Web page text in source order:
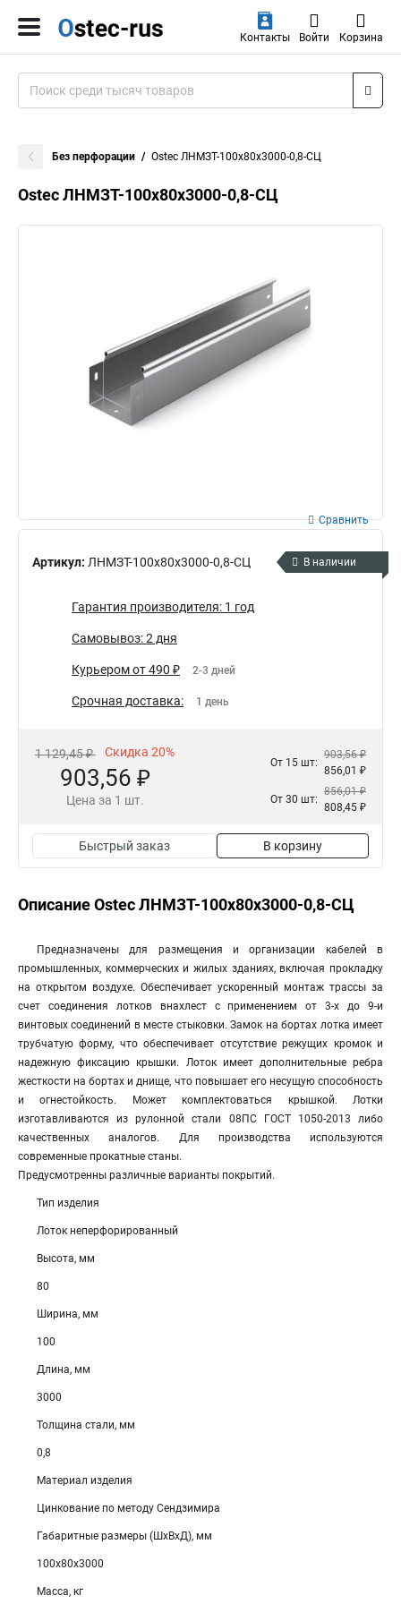
Контакты Войти Корзина
Без перфорации Ostec ЛНМЗТ-100х80х3000-0,8-СЦ
Ostec ЛНМЗТ-100х80х3000-0,8-СЦ
Артикул: ЛНМЗТ-100х80х3000-0,8-СЦ
Сравнить
В наличии
Гарантия производителя: 1 год
Самовывоз: 2 дня
Курьером от 490 ₽ 2-3 дней
Срочная доставка: 1 день
1 129,45 ₽ Скидка 20%
903,56 ₽
Цена за 1 шт.
От 15 шт:
903,56 ₽
856,01 ₽
От 30 шт:
856,01 ₽
808,45 ₽
Быстрый заказ В корзину
Описание Ostec ЛНМЗТ-100х80х3000-0,8-СЦ
Предназначены для размещения и организации кабелей в
промышленных, коммерческих и жилых зданиях, включая прокладку
на открытом воздухе. Обеспечивает ускоренный монтаж трассы за
счет соединения лотков внахлест с применением от 3-х до 9-и
винтовых соединений в месте стыковки. Замок на бортах лотка имеет
трубчатую форму, что обеспечивает отсутствие режущих кромок и
надежную фиксацию крышки. Лоток имеет дополнительные ребра
жесткости на бортах и днище, что повышает его несущую способность
и огнестойкость. Может комплектоваться крышкой. Лотки
изготавливаются из рулонной стали 08ПС ГОСТ 1050-2013 либо
качественных аналогов. Для производства используются
современные прокатные станы.
Предусмотренны различные варианты покрытий.
Тип изделия
Лоток неперфорированный
Высота, мм
80
Ширина, мм
100
Длина, мм
3000
Толщина стали, мм
0,8
Материал изделия
Цинкование по методу Сендзимира
Габаритные размеры (ШхВхД), мм
100х80х3000
Масса, кг